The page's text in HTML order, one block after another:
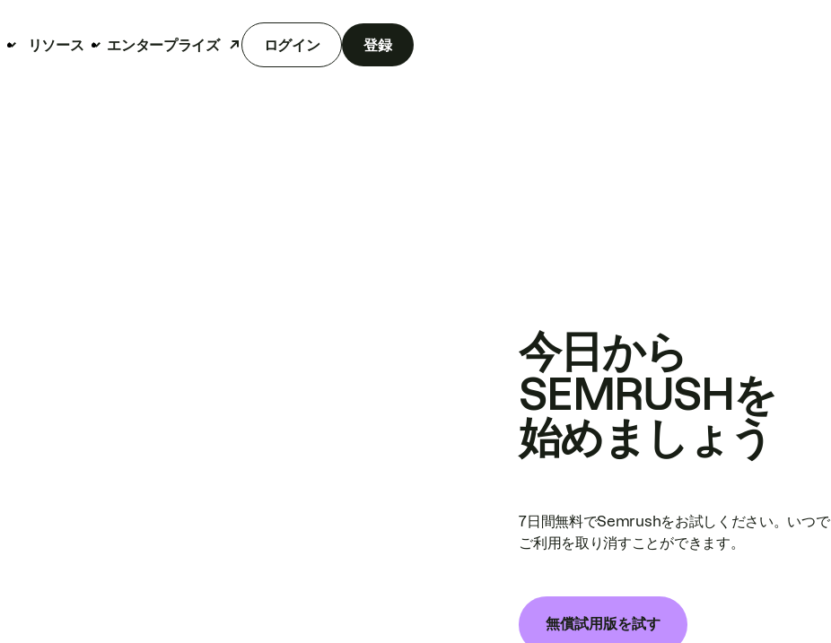
リソース エンタープライズ ログイン 登録
今日から
SEMRUSHを
始めましょう
7日間無料でSemrushをお試しください。いつ
ご利用を取り消すことができます。
無償試用版を試す